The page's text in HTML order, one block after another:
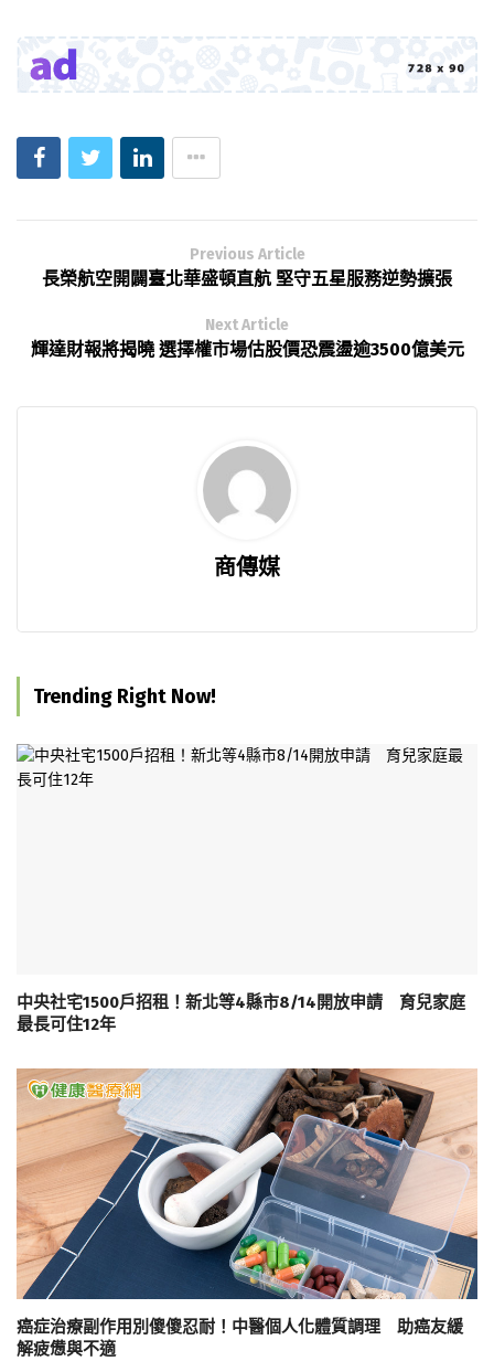
Previous Article
長榮航空開闢臺北華盛頓直航 堅守五星服務逆勢擴張
Next Article
輝達財報將揭曉 選擇權市場估股價恐震盪逾3500億美元
商傳媒
Trending Right Now!
中央社宅1500戶招租！新北等4縣市8/14開放申請 育兒家庭
最長可住12年
癌症治療副作用別傻傻忍耐！中醫個人化體質調理 助癌友緩
解疲憊與不適